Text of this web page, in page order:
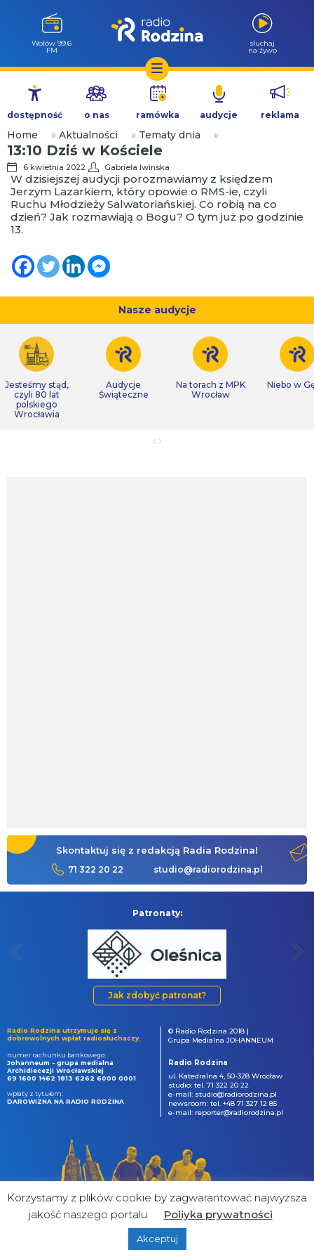
Przejdź
treści
Wołów 99.6
FM
słuchaj
na żywo
dostępność o nas ramówka audycje reklama
Home » Aktualności » Tematy dnia »
13:10 Dziś w Kościele
6 kwietnia 2022 Gabriela Iwinska
W dzisiejszej audycji porozmawiamy z księdzem
Jerzym Lazarkiem, który opowie o RMS-ie, czyli
Ruchu Młodzieży Salwatoriańskiej. Co robią na co
dzień? Jak rozmawiają o Bogu? O tym już po godzinie
13.
Nasze audycje
Jesteśmy stąd,
czyli 80 lat
polskiego
Wrocławia
Audycje
Świąteczne
Na torach z MPK
Wrocław
Niebo w
Skontaktuj się z redakcją Radia Rodzina!
71 322 20 22 studio@radiorodzina.pl
Patronaty:
Jak zdobyć patronat?
Radio Rodzina utrzymuje się z
dobrowolnych wpłat radiosłuchaczy.
numer rachunku bankowego:
Johanneum - grupa medialna
Archidiecezji Wrocławskiej
69 1600 1462 1813 6262 6000 0001
wpłaty z tytułem:
DAROWIZNA NA RADIO RODZINA
© Radio Rodzina 2018 |
Grupa Medialna JOHANNEUM
Radio Rodzina
ul. Katedralna 4, 50-328 Wrocław
studio: tel. 71 322 20 22
e-mail: studio@radiorodzina.pl
newsroom: tel. +48 71 327 12 85
e-mail: reporter@radiorodzina.pl
&
Korzystamy z plików cookie by zagwarantować najwyższa
jakość naszego portalu
Poliyka prywatności
Akceptuj